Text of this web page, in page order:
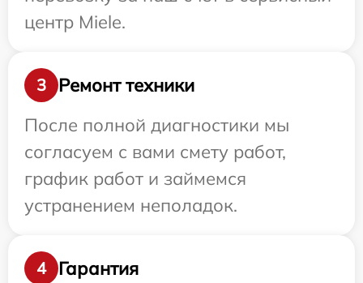
центр Miele.
3
Ремонт техники
После полной диагностики мы
согласуем с вами смету работ,
график работ и займемся
устранением неполадок.
4
Гарантия